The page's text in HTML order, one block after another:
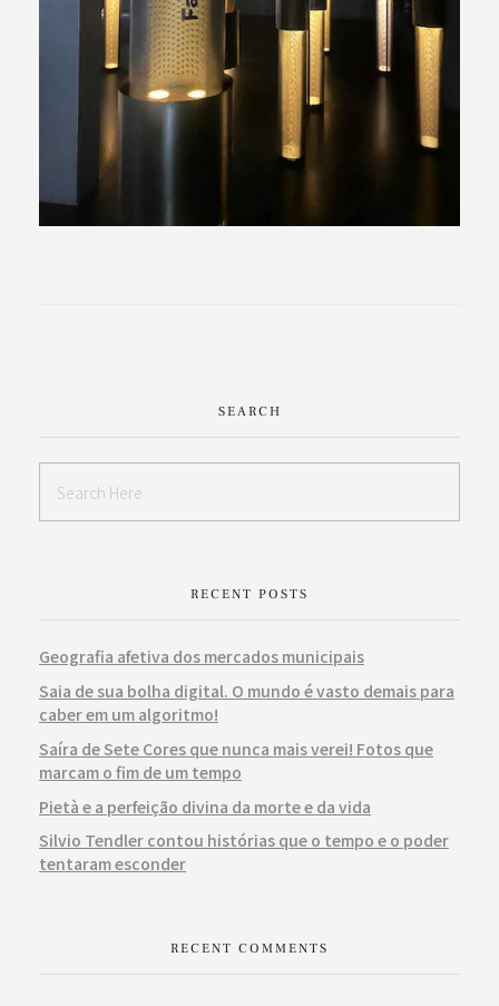
SEARCH
RECENT POSTS
Geografia afetiva dos mercados municipais
Saia de sua bolha digital. O mundo é vasto demais para
caber em um algoritmo!
Saíra de Sete Cores que nunca mais verei! Fotos que
marcam o fim de um tempo
Pietà e a perfeição divina da morte e da vida
Silvio Tendler contou histórias que o tempo e o poder
tentaram esconder
RECENT COMMENTS